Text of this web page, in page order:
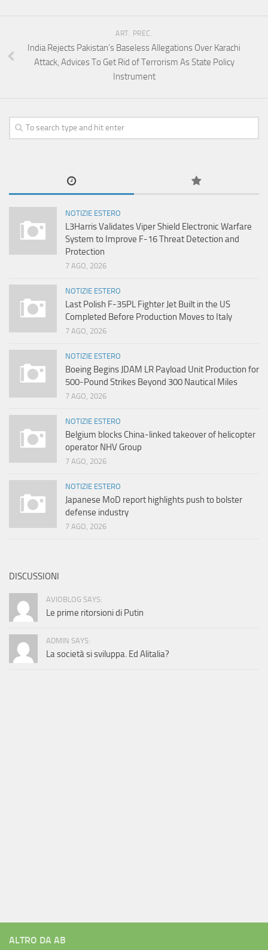
ART. PREC.
India Rejects Pakistan’s Baseless Allegations Over Karachi
Attack, Advices To Get Rid of Terrorism As State Policy
Instrument
NOTIZIE ESTERO
L3Harris Validates Viper Shield Electronic Warfare
System to Improve F-16 Threat Detection and
Protection
7 AGO, 2026
NOTIZIE ESTERO
Last Polish F-35PL Fighter Jet Built in the US
Completed Before Production Moves to Italy
7 AGO, 2026
NOTIZIE ESTERO
Boeing Begins JDAM LR Payload Unit Production for
500-Pound Strikes Beyond 300 Nautical Miles
7 AGO, 2026
NOTIZIE ESTERO
Belgium blocks China-linked takeover of helicopter
operator NHV Group
7 AGO, 2026
NOTIZIE ESTERO
Japanese MoD report highlights push to bolster
defense industry
7 AGO, 2026
DISCUSSIONI
AVIOBLOG SAYS:
Le prime ritorsioni di Putin
ADMIN SAYS:
La società si sviluppa. Ed Alitalia?
ALTRO DA AB